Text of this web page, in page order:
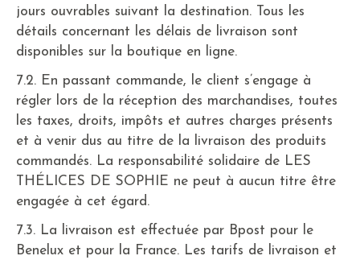
jours ouvrables suivant la destination. Tous les
détails concernant les délais de livraison sont
disponibles sur la boutique en ligne.
7.2. En passant commande, le client s’engage à
régler lors de la réception des marchandises, toutes
les taxes, droits, impôts et autres charges présents
et à venir dus au titre de la livraison des produits
commandés. La responsabilité solidaire de LES
THÉLICES DE SOPHIE ne peut à aucun titre être
engagée à cet égard.
7.3. La livraison est effectuée par Bpost pour le
Benelux et pour la France. Les tarifs de livraison et